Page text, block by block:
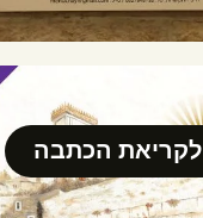
לקריאת הכתבה